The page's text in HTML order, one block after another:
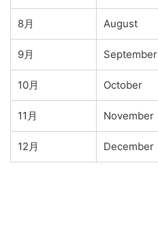
8月 August
9月 September
10月 October
11月 November
12月 December